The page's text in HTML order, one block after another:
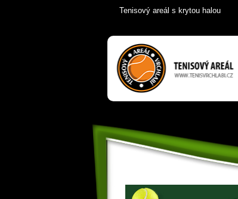
Tenisový areál s krytou halou
Tenis Vrchlabí
golfový trenažér,
sauna,
KrkonošeTenis